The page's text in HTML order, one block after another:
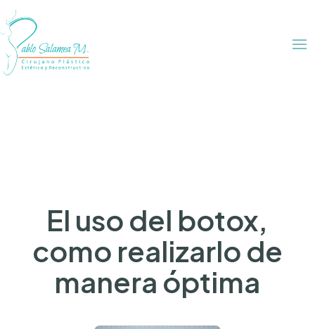
El uso del botox,
como realizarlo de
manera óptima